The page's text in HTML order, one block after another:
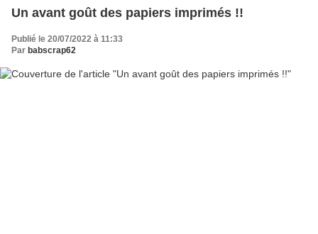
Un avant goût des papiers imprimés !!
Publié le 20/07/2022 à 11:33
Par babscrap62